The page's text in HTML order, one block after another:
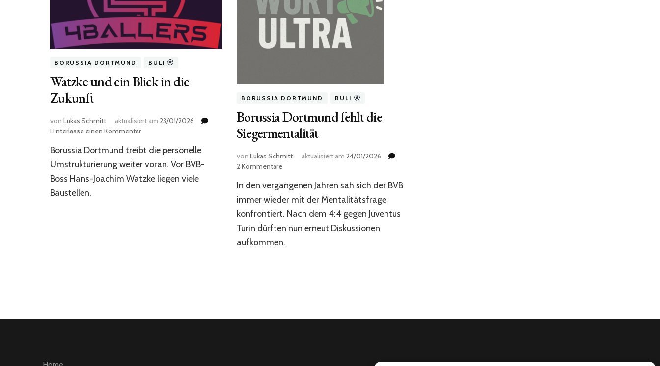
BORUSSIA DORTMUND BULI
Watzke und ein Blick in die
Zukunft
von Lukas Schmitt aktualisiert am 23/01/2026
Hinterlasse einen Kommentarzu
und
ein
in
Borussia Dortmund treibt die personelle
Umstrukturierung weiter voran. Vor BVB-
Boss Hans-Joachim Watzke liegen viele
Baustellen.
BORUSSIA DORTMUND BULI
Borussia Dortmund fehlt die
Siegermentalität
von Lukas Schmitt aktualisiert am 24/01/2026
2 Kommentarezu
Dortmund
fehlt
Siegermentalität
In den vergangenen Jahren sah sich der BVB
immer wieder mit der Mentalitätsfrage
konfrontiert. Nach dem 4:4 gegen Juventus
Turin dürften nun erneut Diskussionen
aufkommen.